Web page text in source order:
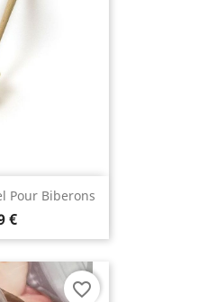
Pour Biberons
€
favorite_border